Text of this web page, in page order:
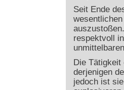
Seit Ende
respektvoll
Die Tätigkeit
derjenigen
jedoch ist